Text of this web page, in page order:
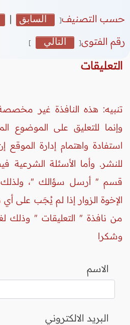
حسب التصنيف[ السابق |
رقم الفتوى[ التالي ]
التعليقات
تنبيه: هذه النافذة غير
وإنما للتعليق على الموضوع
استفادة واهتمام إدارة
للنشر. وأما الأسئلة الشرعية
قسم " أرسل سؤالك "، ولذلك
الإخوة الزوار إذا لم يُجَب
من نافذة " التعليقات " وذلك
وشكرا
الاسم
البريد الالكتروني